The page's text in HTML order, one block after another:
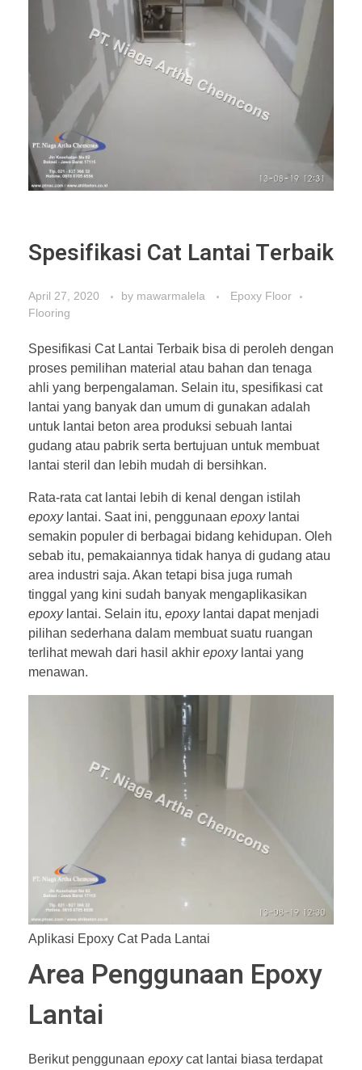
Spesifikasi Cat Lantai Terbaik
April 27, 2020 by mawarmalela
Epoxy Floor
Flooring
Spesifikasi Cat Lantai Terbaik bisa di peroleh dengan
proses pemilihan material atau bahan dan tenaga
ahli yang berpengalaman. Selain itu, spesifikasi cat
lantai yang banyak dan umum di gunakan adalah
untuk lantai beton area produksi sebuah lantai
gudang atau pabrik serta bertujuan untuk membuat
lantai steril dan lebih mudah di bersihkan.
Rata-rata cat lantai lebih di kenal dengan istilah
epoxy lantai. Saat ini, penggunaan epoxy lantai
semakin populer di berbagai bidang kehidupan. Oleh
sebab itu, pemakaiannya tidak hanya di gudang atau
area industri saja. Akan tetapi bisa juga rumah
tinggal yang kini sudah banyak mengaplikasikan
epoxy lantai. Selain itu, epoxy lantai dapat menjadi
pilihan sederhana dalam membuat suatu ruangan
terlihat mewah dari hasil akhir epoxy lantai yang
menawan.
Aplikasi Epoxy Cat Pada Lantai
Area Penggunaan Epoxy
Lantai
Berikut penggunaan epoxycat lantai biasa terdapat